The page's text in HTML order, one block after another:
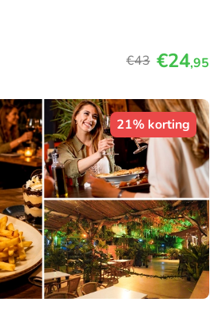
€43 €24,95
21% korting